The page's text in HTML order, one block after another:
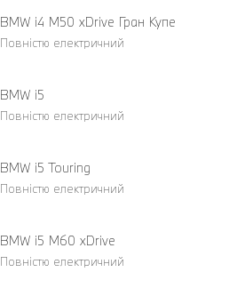
BMW i4 M50 xDrive Гран Купе
Повністю електричний
BMW i5
Повністю електричний
BMW i5 Touring
Повністю електричний
BMW i5 M60 xDrive
Повністю електричний